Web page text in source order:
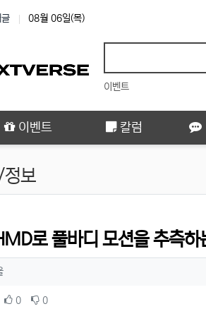
08월 06일(목)
이벤트
이벤트 칼럼
보
로 풀바디 모션을 추측하
보
작성
보
회 0추천 0비추천